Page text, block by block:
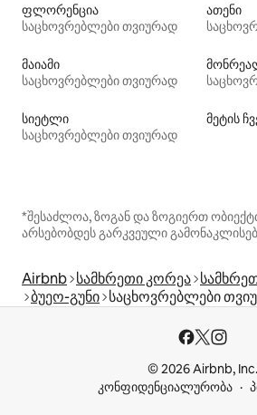
ფლორენცია
საცხოვრებლები თვიურად
ათენი
მაიამი
საცხოვრებლები თვიურად
სიეტლი
საცხოვრებლები თვიურად
მეტის
*შესაძლოა, ზოგან და ზოგიერთ
არსებობდეს გარკვეული
Airbnb სამხრეთი კორეა
ბუეო-გუნი საცხოვრებლები
© 2026 Airbnb, Inc.
კონფიდენციალურობა